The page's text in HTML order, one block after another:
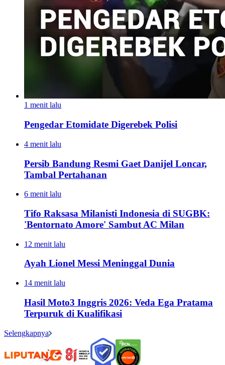
1 menit lalu
Pengedar Etomidate Digerebek Polisi
4 menit lalu
Persib Bandung Resmi Gaet Danijel Loncar,
Tambal Pertahanan
6 menit lalu
Tifo Raksasa Milanisti Indonesia di SUGBK:
'Bentornato Amore' Sambut AC Milan
12 menit lalu
Ayah Lionel Messi Meninggal Dunia
14 menit lalu
Hasil Moto3 Inggris 2026: Veda Ega Pratama
Terpuruk di Kualifikasi
Selengkapnya